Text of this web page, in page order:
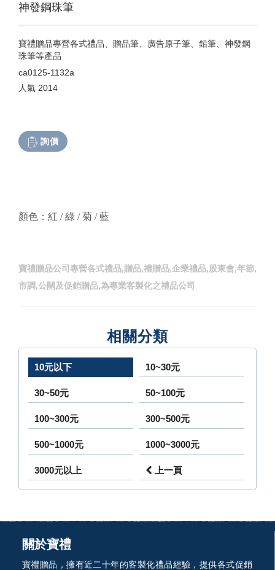
神發鋼珠筆
寶禮贈品專營各式禮品、贈品筆、廣告原子筆、鉛筆、神發鋼
珠筆等產品
ca0125-1132a
人氣 2014
詢價
顏色：紅 / 綠 / 菊 / 藍
寶禮贈品公司專營各式禮品,贈品,禮贈品,企業禮品,股東會,年節,
市調,公關及促銷贈品,為專業客製化之禮品公司
相關分類
10元以下 10~30元
30~50元 50~100元
100~300元 300~500元
500~1000元 1000~3000元
3000元以上 上一頁
關於寶禮
寶禮贈品，擁有近二十年的客製化禮品經驗，提供各式促銷